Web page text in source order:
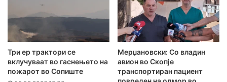
Три ер трактори се
вклучуваат во гаснењето на
пожарот во Сопиште
Мерџановски: Со владин
авион во Скопје
транспортиран пациент